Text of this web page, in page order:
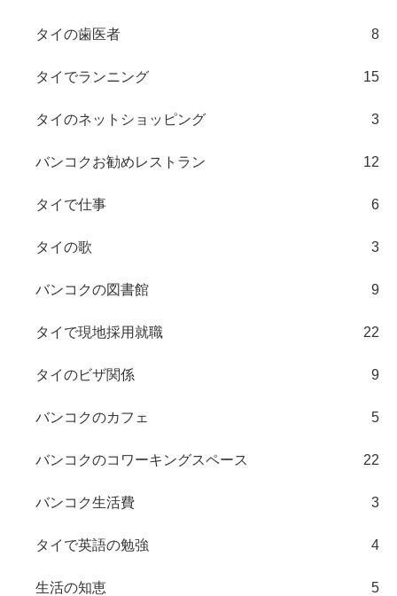
タイの歯医者 8
タイでランニング 15
タイのネットショッピング 3
バンコクお勧めレストラン 12
タイで仕事 6
タイの歌 3
バンコクの図書館 9
タイで現地採用就職 22
タイのビザ関係 9
バンコクのカフェ 5
バンコクのコワーキングスペース 22
バンコク生活費 3
タイで英語の勉強 4
生活の知恵 5